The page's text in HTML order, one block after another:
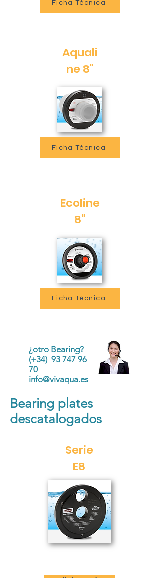
Ficha Técnica
Aquali
ne 8"
Ficha Técnica
Ecoline
8"
Ficha Técnica
¿otro Bearing?
(+34) 93 747 96
70
info@vivaqua.es
Bearing plates
descatalogados
Serie
E8